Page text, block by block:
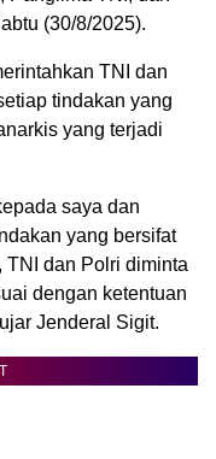
(30/8/2025).
TNI dan
tindakan yang
yang terjadi
saya dan
yang bersifat
dan Polri diminta
dengan ketentuan
Jenderal Sigit.